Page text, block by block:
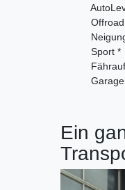



 Sport *


Ein